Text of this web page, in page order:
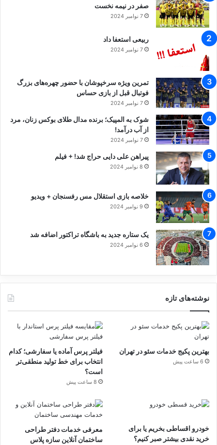
صفر در نیمه نخست
7 نوامبر 2024
ربیعی استعفا داد
7 نوامبر 2024
تمرین ویژه سرخپوشان با حضور چهره‌های بزرگ
فوتبال قبل از بازی حساس
7 نوامبر 2024
شوک به المپیک؛ برنده مدال طلای بوکس زنان، مرد
از آب درآمد!
7 نوامبر 2024
پیراهن علی دایی حراج شد! + فیلم
8 نوامبر 2024
خلاصه بازی استقلال مس رفسنجان + ویدیو
9 نوامبر 2024
یک ستاره جدید به باشگاه تراکتور اضافه شد
6 نوامبر 2024
نوشته‌های تازه
بهترین پکیج خدمات سئو در تهران
6 ساعت پیش
فیلتر پرس آماده یا سفارشی؛ کدام
انتخاب برای خط تولید منطقی‌تر
است؟
8 ساعت پیش
خودرو اقساطی بخریم یا برای
خرید نقدی بیشتر صبر کنیم؟
معرفی خدمات دفتر طراحی
ساختمان آنلاین سازه پلاس